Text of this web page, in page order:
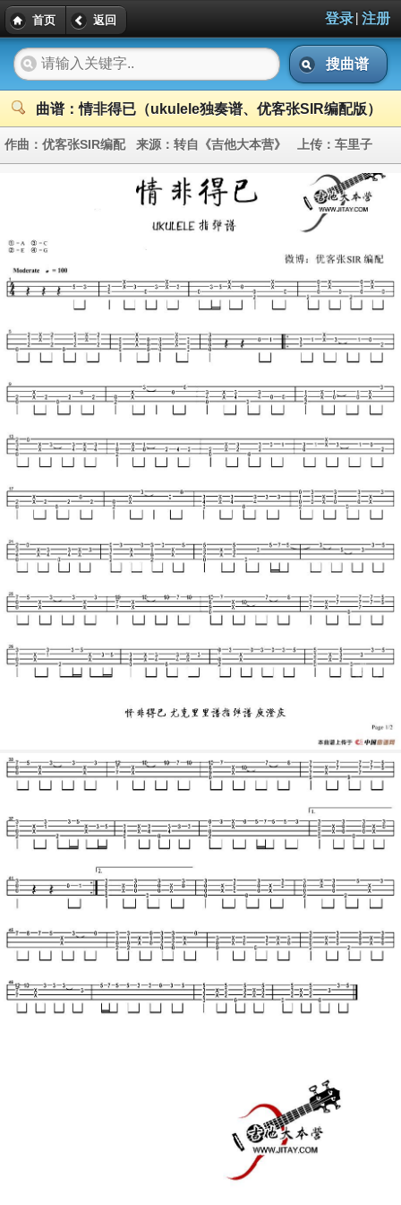
首页 返回 登录| 注册
搜曲谱
曲谱：情非得已（ukulele独奏谱、优客张SIR编配版）
作曲： 优客张SIR编配 来源： 转自《吉他大本营》 上传： 车里子